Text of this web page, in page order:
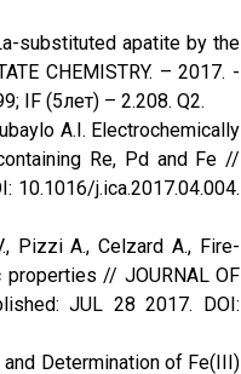
substituted apatite by the
CHEMISTRY. – 2017. -
IF (5лет) – 2.208. Q2.
A.I. Electrochemically
Re, Pd and Fe //
10.1016/j.ica.2017.04.004.
Pizzi A., Celzard A., Fire-
// JOURNAL OF
JUL 28 2017. DOI:
and Determination of Fe(III)